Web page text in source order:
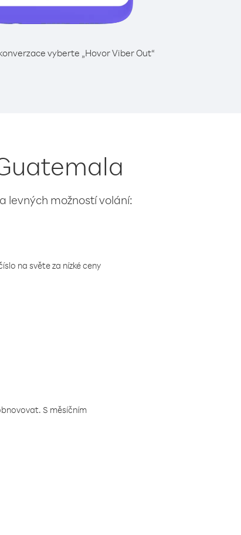
vyberte „Hovor Viber Out“
levných možností volání:
na světe za nízké ceny
S měsíčním